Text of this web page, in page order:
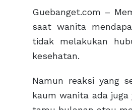
Guebanget.com –
saat wanita
tidak melakukan
kesehatan.
Namun reaksi yang
kaum wanita ada